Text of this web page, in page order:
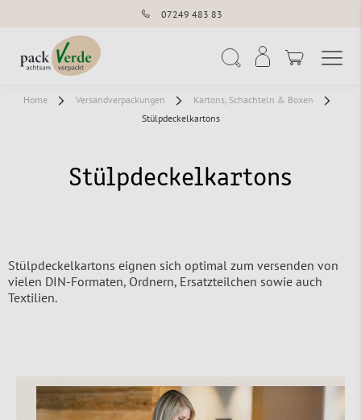
07249 483 83
Home Versandverpackungen
Kartons, Schachteln & Boxen
Stülpdeckelkartons
Stülpdeckelkartons
Stülpdeckelkartons eignen sich optimal zum versenden von
vielen DIN-Formaten, Ordnern, Ersatzteilchen sowie auch
Textilien.